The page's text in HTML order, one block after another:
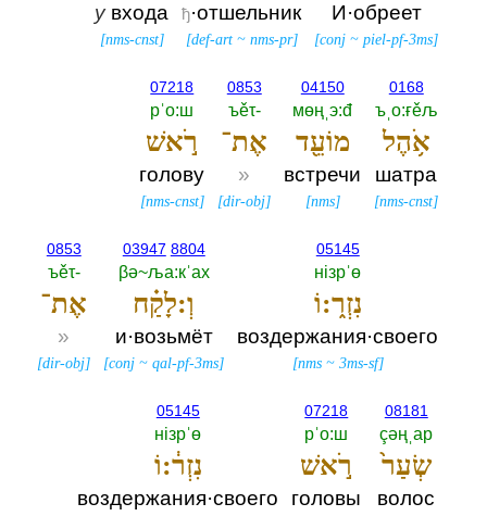
И·обреет
[conj ~piel-pf-3ms]
ђ·отшельник
[def-art~ nms-pr]
увхода
[nms-cnst]
0168
ъˌо:ғěљ
אֹ֥הֶל
шатра
[nms-cnst]
04150
мөңˌэ:đ
מוֹעֵ֖ד
встречи
[nms]
0853
ъěτ-‎
אֶת־
»
[dir-obj]
07218
рˈо:ш
רֹ֣אשׁ
голову
[nms-cnst]
05145
нiзрˈө
נִזְר֑:וֹ
воздержания·своего
[nms~ 3ms-sf]
03947 8804
βә~ља:кˈах
וְ:לָקַ֗ח
и·возьмёт
[conj ~qal-pf-3ms]
0853
ъěτ-‎
אֶת־
»
[dir-obj]
08181
çәңˌар
שְׂעַר֙
волос
07218
рˈо:ш
רֹ֣אשׁ
головы
05145
нiзрˈө
נִזְר֔:וֹ
воздержания·своего